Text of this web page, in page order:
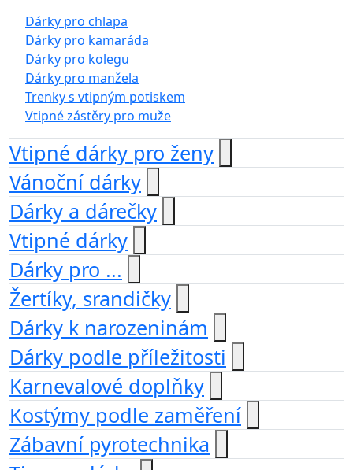
Dárky pro chlapa
Dárky pro kamaráda
Dárky pro kolegu
Dárky pro manžela
Trenky s vtipným potiskem
Vtipné zástěry pro muže
Vtipné dárky pro ženy
Vánoční dárky
Dárky a dárečky
Vtipné dárky
Dárky pro ...
Žertíky, srandičky
Dárky k narozeninám
Dárky podle příležitosti
Karnevalové doplňky
Kostýmy podle zaměření
Zábavní pyrotechnika